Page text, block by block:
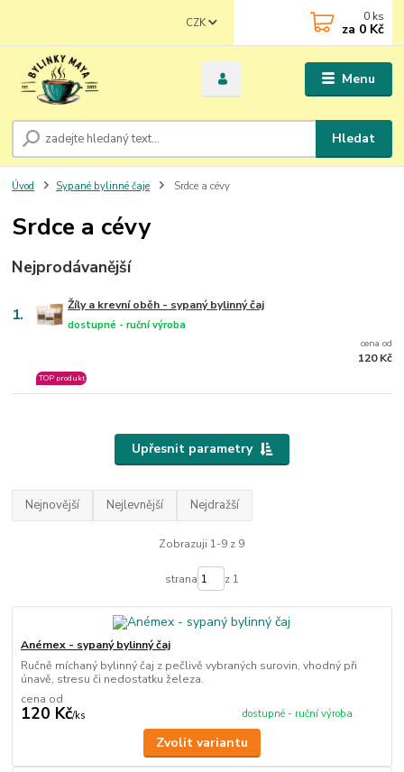
Menu
CZK
Hledat
0 ks
za 0 Kč
Úvod Sypané bylinné čaje Srdce a cévy
Srdce a cévy
Nejprodávanější
1. Žíly a krevní oběh - sypaný bylinný čaj
dostupné - ruční výroba
TOP produkt
cena od
120 Kč
Upřesnit parametry
Nejnovější Nejlevnější Nejdražší
Zobrazuji 1-9 z 9
strana z 1
Anémex - sypaný bylinný čaj
Ručně míchaný bylinný čaj z pečlivě vybraných surovin, vhodný při
únavě, stresu či nedostatku železa.
cena od
120 Kč/ks dostupné - ruční výroba
Zvolit variantu